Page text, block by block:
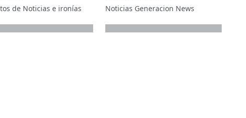
de Noticias e ironías Noticias Generacion News